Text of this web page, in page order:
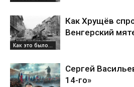
Как это было...
Как Хрущёв
Венгерский
Сергей
14-го»